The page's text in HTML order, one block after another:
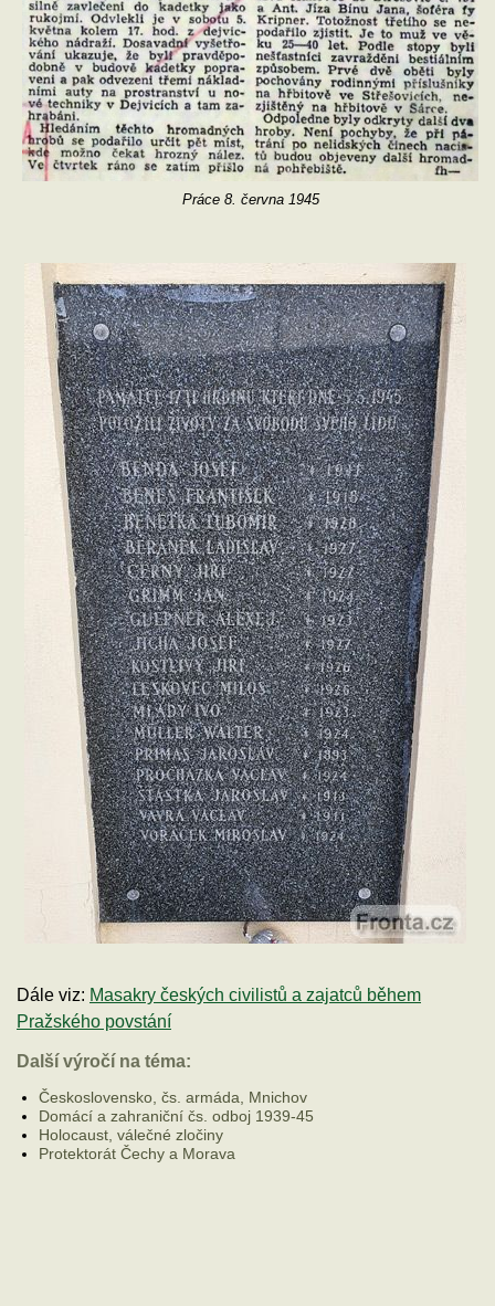
Práce 8. června 1945
Dále viz: Masakry českých civilistů a zajatců během
Pražského povstání
Další výročí na téma:
Československo, čs. armáda, Mnichov
Domácí a zahraniční čs. odboj 1939-45
Holocaust, válečné zločiny
Protektorát Čechy a Morava